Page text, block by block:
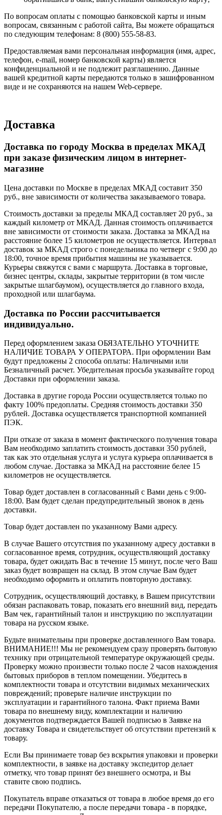
По вопросам оплаты с помощью банковской карты и иным
вопросам, связанным с работой сайта, Вы можете обращаться
по следующим телефонам: 8 (800) 555-58-83.
Предоставляемая вами персональная информация (имя, адрес,
телефон, e-mail, номер банковской карты) является
конфиденциальной и не подлежит разглашению. Данные
вашей кредитной карты передаются только в зашифрованном
виде и не сохраняются на нашем Web-сервере.
Доставка
Доставка по городу Москва в пределах МКАД
при заказе физическим лицом в интернет-
магазине
Цена доставки по Москве в пределах МКАД составит 350
руб., вне зависимости от количества заказываемого товара.
Стоимость доставки за пределы МКАД составляет 20 руб., за
каждый километр от МКАД. Данная стоимость оплачивается
вне зависимости от стоимости заказа. Доставка за МКАД на
расстояние более 15 километров не осуществляется. Интервал
доставок за МКАД строго с понедельника по четверг с 9:00 до
18:00, точное время прибытия машины не указывается.
Курьеры свяжутся с вами с маршрута. Доставка в торговые,
бизнес центры, склады, закрытые территории (в том числе
закрытые шлагбаумом), осуществляется до главного входа,
проходной или шлагбаума.
Доставка по России рассчитывается
индивидуально.
Перед оформлением заказа ОБЯЗАТЕЛЬНО УТОЧНИТЕ
НАЛИЧИЕ ТОВАРА У ОПЕРАТОРА. При оформлении Вам
будут предложены 2 способа оплаты: Наличными или
Безналичный расчет. Убедительная просьба указывайте город
Доставки при оформлении заказа.
Доставка в другие города России осуществляется только по
факту 100% предоплаты. Средняя стоимость доставки 350
рублей. Доставка осуществляется транспортной компанией
ПЭК.
При отказе от заказа в момент фактического получения товара
Вам необходимо заплатить стоимость доставки 350 рублей,
так как это отдельная услуга и услуга курьера оплачивается в
любом случае. Доставка за МКАД на расстояние белее 15
километров не осуществляется.
Товар будет доставлен в согласованный с Вами день с 9:00-
18:00. Вам будет сделан предупредительный звонок в день
доставки.
Товар будет доставлен по указанному Вами адресу.
В случае Вашего отсутствия по указанному адресу доставки в
согласованное время, сотрудник, осуществляющий доставку
товара, будет ожидать Вас в течение 15 минут, после чего Ваш
заказ будет возвращен на склад. В этом случае Вам будет
необходимо оформить и оплатить повторную доставку.
Сотрудник, осуществляющий доставку, в Вашем присутствии
обязан распаковать товар, показать его внешний вид, передать
Вам чек, гарантийный талон и инструкцию по эксплуатации
товара на русском языке.
Будьте внимательны при проверке доставленного Вам товара.
ВНИМАНИЕ!!! Мы не рекомендуем сразу проверять бытовую
технику при отрицательной температуре окружающей среды.
Проверку можно произвести только после 2 часов нахождения
бытовых приборов в теплом помещении. Убедитесь в
комплектности товара и отсутствии видимых механических
повреждений; проверьте наличие инструкции по
эксплуатации и гарантийного талона. Факт приема Вами
товара по внешнему виду, комплектации и наличию
документов подтверждается Вашей подписью в Заявке на
доставку Товара и свидетельствует об отсутствии претензий к
товару.
Если Вы принимаете товар без вскрытия упаковки и проверки
комплектности, в заявке на доставку экспедитор делает
отметку, что товар принят без внешнего осмотра, и Вы
ставите свою подпись.
Покупатель вправе отказаться от товара в любое время до его
передачи Покупателю, а после передачи товара - в порядке,